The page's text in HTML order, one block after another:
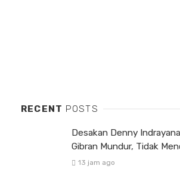
RECENT POSTS
Desakan Denny
Gibran Mundur, Tidak
13 jam ago